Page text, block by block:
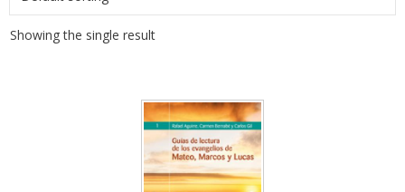
Showing the single result